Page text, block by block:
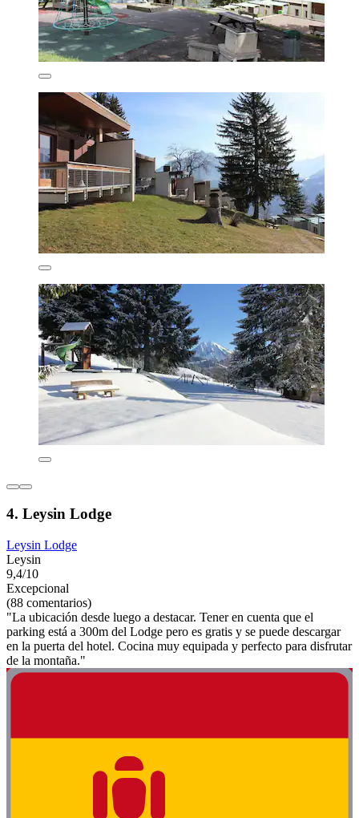
4. Leysin Lodge
Leysin Lodge
Leysin
9,4/10
Excepcional
(88 comentarios)
"La ubicación desde luego a destacar. Tener en cuenta que el
parking está a 300m del Lodge pero es gratis y se puede descargar
en la puerta del hotel. Cocina muy equipada y perfecto para disfrutar
de la montaña."